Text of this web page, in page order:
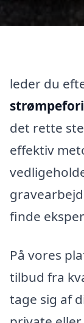
leder du
det rette
effektiv
finde
På vores
tilbud fra
tage sig af